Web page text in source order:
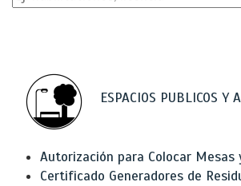
ESPACIOS PUBLICOS Y
Autorización para Colocar Mesas
Certificado Generadores de